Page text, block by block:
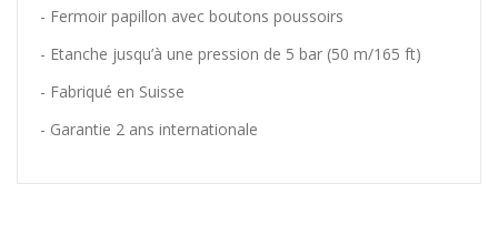
- Fermoir papillon avec boutons poussoirs
- Etanche jusqu’à une pression de 5 bar (50 m/165 ft)
- Fabriqué en Suisse
- Garantie 2 ans internationale